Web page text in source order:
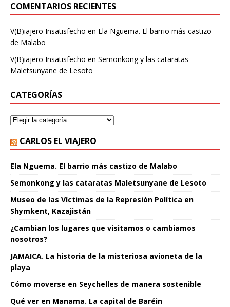
COMENTARIOS RECIENTES
V(B)iajero Insatisfecho en Ela Nguema. El barrio más castizo
de Malabo
V(B)iajero Insatisfecho en Semonkong y las cataratas
Maletsunyane de Lesoto
CATEGORÍAS
CARLOS EL VIAJERO
Ela Nguema. El barrio más castizo de Malabo
Semonkong y las cataratas Maletsunyane de Lesoto
Museo de las Víctimas de la Represión Política en
Shymkent, Kazajistán
¿Cambian los lugares que visitamos o cambiamos
nosotros?
JAMAICA. La historia de la misteriosa avioneta de la
playa
Cómo moverse en Seychelles de manera sostenible
Qué ver en Manama. La capital de Baréin